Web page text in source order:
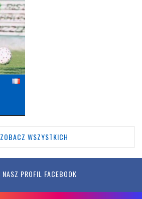
ZOBACZ WSZYSTKICH
NASZ PROFIL FACEBOOK